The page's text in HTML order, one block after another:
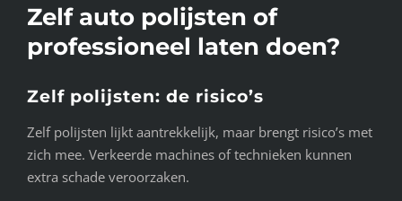
Zelf auto polijsten of
professioneel laten doen?
Zelf polijsten: de risico’s
Zelf polijsten lijkt aantrekkelijk, maar brengt risico’s met
zich mee. Verkeerde machines of technieken kunnen
extra schade veroorzaken.